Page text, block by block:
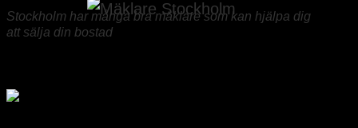
Stockholm har många bra mäklare som kan hjälpa dig
att sälja din bostad